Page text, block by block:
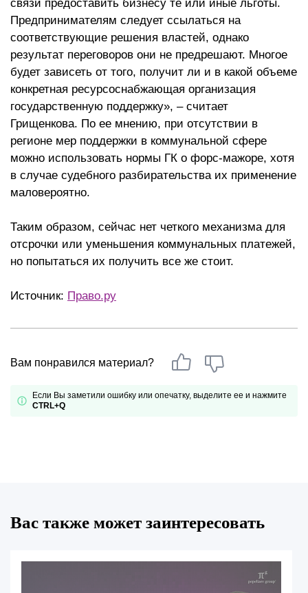
связи предоставить бизнесу те или иные льготы.
Предпринимателям следует ссылаться на
соответствующие решения властей, однако
результат переговоров они не предрешают. Многое
будет зависеть от того, получит ли и в какой объеме
конкретная ресурсоснабжающая организация
государственную поддержку», – считает
Грищенкова. По ее мнению, при отсутствии в
регионе мер поддержки в коммунальной сфере
можно использовать нормы ГК о форс-мажоре, хотя
в случае судебного разбирательства их применение
маловероятно.
Таким образом, сейчас нет четкого механизма для
отсрочки или уменьшения коммунальных платежей,
но попытаться их получить все же стоит.
Источник: Право.ру
Вам понравился материал?
Если Вы заметили ошибку или опечатку, выделите ее и нажмите
CTRL+Q
Вас также может заинтересовать